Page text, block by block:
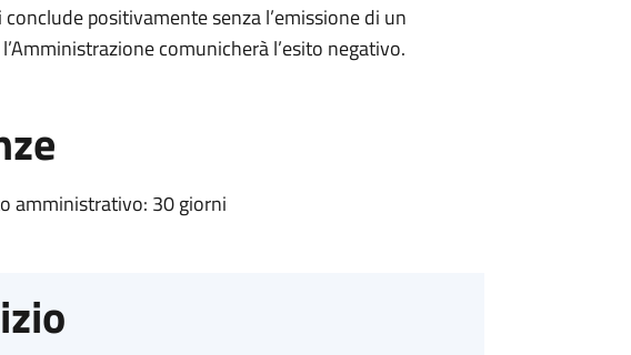
positivamente senza l’emissione di un
comunicherà l’esito negativo.
amministrativo: 30 giorni